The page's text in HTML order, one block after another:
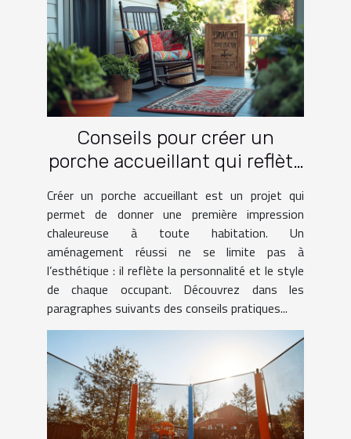
Conseils pour créer un
porche accueillant qui reflète
Créer un porche accueillant est un projet qui
permet de donner une première impression
chaleureuse à toute habitation. Un
aménagement réussi ne se limite pas à
l’esthétique : il reflète la personnalité et le style
de chaque occupant. Découvrez dans les
paragraphes suivants des conseils pratiques...